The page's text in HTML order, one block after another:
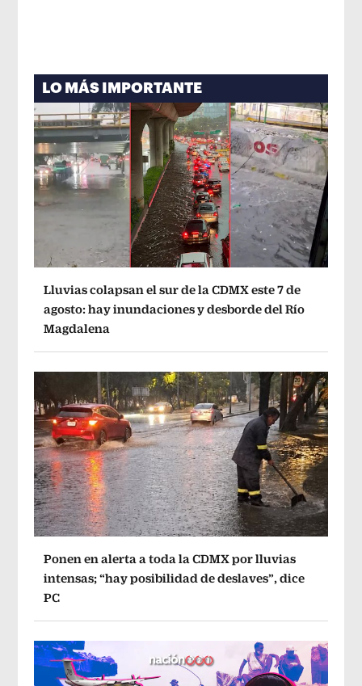
LO MÁS IMPORTANTE
Lluvias colapsan el sur de la CDMX este 7 de
agosto: hay inundaciones y desborde del Río
Magdalena
Ponen en alerta a toda la CDMX por lluvias
intensas; “hay posibilidad de deslaves”, dice
PC